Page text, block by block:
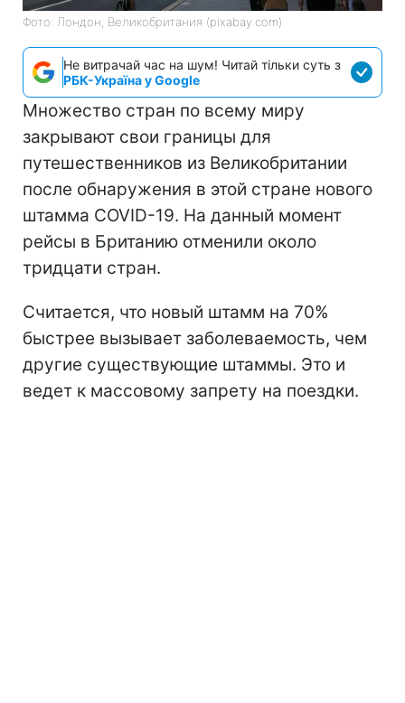
Фото: Лондон, Великобритания (pixabay.com)
Не витрачай час на шум! Читай тільки суть з
РБК-Україна у Google
Множество стран по всему миру
закрывают свои границы для
путешественников из Великобритании
после обнаружения в этой стране нового
штамма COVID-19. На данный момент
рейсы в Британию отменили около
тридцати стран.
Считается, что новый штамм на 70%
быстрее вызывает заболеваемость, чем
другие существующие штаммы. Это и
ведет к массовому запрету на поездки.